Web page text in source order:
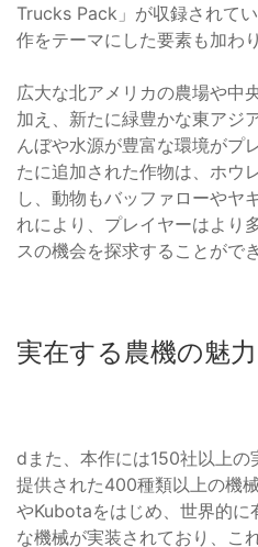
Trucks Pack」が収録されて
作をテーマにした要素も加わ
広大な北アメリカの農場や中
加え、新たに緑豊かな東アジ
んぼや水源が豊富な環境がプ
たに追加された作物は、ホウ
し、動物もバッファローやヤ
れにより、プレイヤーはより
スの機会を探求することがで
実在する農機の魅力
dまた、本作には150社以上の
提供された400種類以上の機
やKubotaをはじめ、世界的に
な機械が実装されており、こ